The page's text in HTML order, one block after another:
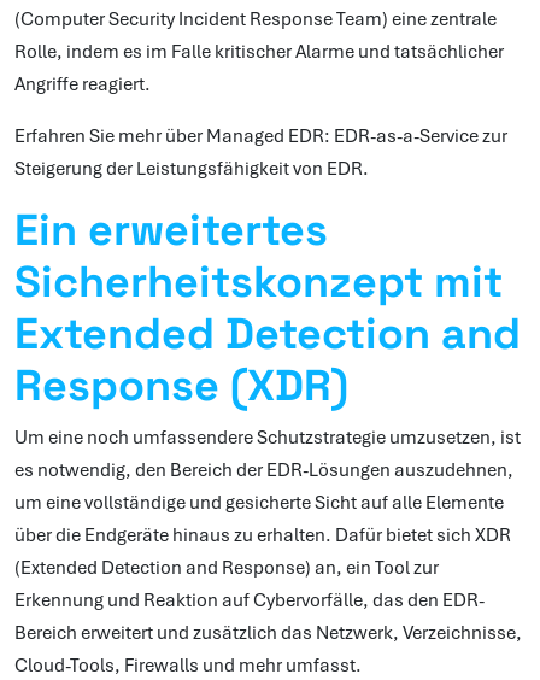
(Computer Security Incident Response Team) eine zentrale
Rolle, indem es im Falle kritischer Alarme und tatsächlicher
Angriffe reagiert.
Erfahren Sie mehr über Managed EDR: EDR-as-a-Service zur
Steigerung der Leistungsfähigkeit von EDR.
Ein erweitertes
Sicherheitskonzept mit
Extended Detection and
Response (XDR)
Um eine noch umfassendere Schutzstrategie umzusetzen, ist
es notwendig, den Bereich der EDR-Lösungen auszudehnen,
um eine vollständige und gesicherte Sicht auf alle Elemente
über die Endgeräte hinaus zu erhalten. Dafür bietet sich XDR
(Extended Detection and Response) an, ein Tool zur
Erkennung und Reaktion auf Cybervorfälle, das den EDR-
Bereich erweitert und zusätzlich das Netzwerk, Verzeichnisse,
Cloud-Tools, Firewalls und mehr umfasst.